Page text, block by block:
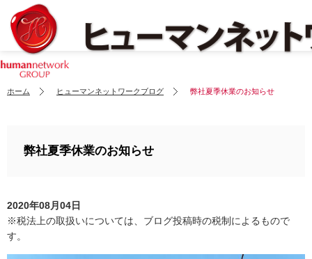
ホーム ヒューマンネットワークブログ 弊社夏季休業のお知らせ
弊社夏季休業のお知らせ
2020年08月04日
※税法上の取扱いについては、ブログ投稿時の税制によるもので
す。